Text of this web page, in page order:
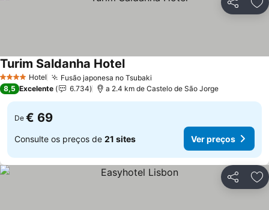
Partilhar
4 EstrelasHotel Fusão japonesa no Tsubaki
Turim Saldanha HotelVer preços
8,5 Excelente 6.734 a 2.4 km de Castelo de São Jorge
De € 69
Consulte os preços de 21 sites Ver preços
Partilhar